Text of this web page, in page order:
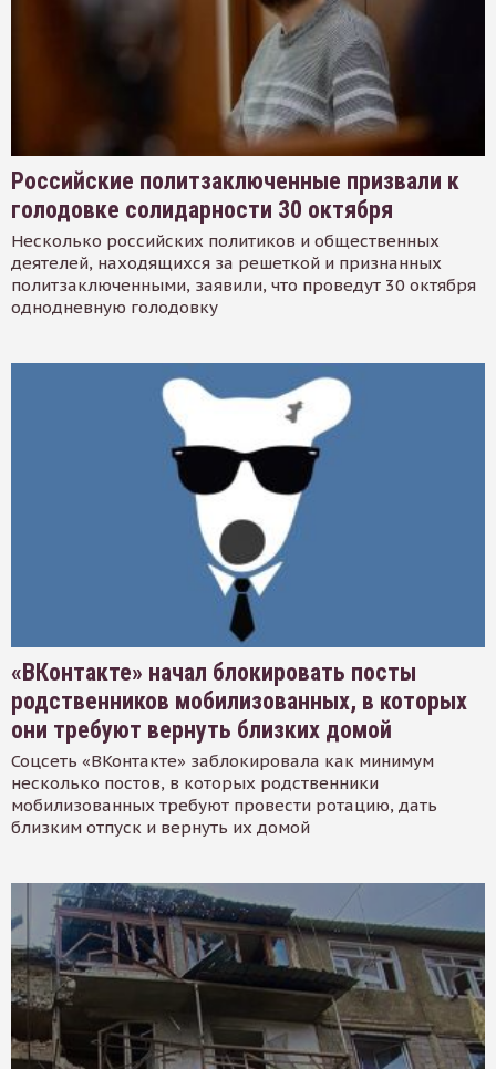
Российские политзаключенные призвали к
голодовке солидарности 30 октября
Несколько российских политиков и общественных
деятелей, находящихся за решеткой и признанных
политзаключенными, заявили, что проведут 30 октября
однодневную голодовку
«ВКонтакте» начал блокировать посты
родственников мобилизованных, в которых
они требуют вернуть близких домой
Соцсеть «ВКонтакте» заблокировала как минимум
несколько постов, в которых родственники
мобилизованных требуют провести ротацию, дать
близким отпуск и вернуть их домой